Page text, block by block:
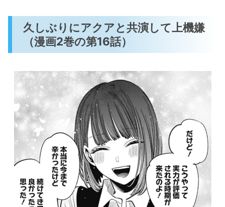
久しぶりにアクアと共演して上機嫌
（漫画2巻の第16話）